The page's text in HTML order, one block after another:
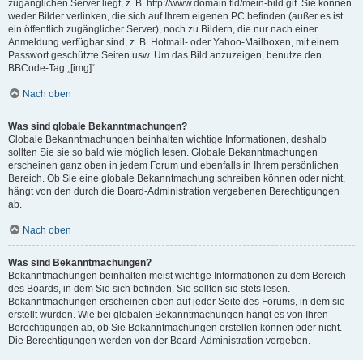
zugänglichen Server liegt, z. B. http://www.domain.tld/mein-bild.gif. Sie können
weder Bilder verlinken, die sich auf Ihrem eigenen PC befinden (außer es ist
ein öffentlich zugänglicher Server), noch zu Bildern, die nur nach einer
Anmeldung verfügbar sind, z. B. Hotmail- oder Yahoo-Mailboxen, mit einem
Passwort geschützte Seiten usw. Um das Bild anzuzeigen, benutze den
BBCode-Tag „[img]“.
Nach oben
Was sind globale Bekanntmachungen?
Globale Bekanntmachungen beinhalten wichtige Informationen, deshalb
sollten Sie sie so bald wie möglich lesen. Globale Bekanntmachungen
erscheinen ganz oben in jedem Forum und ebenfalls in Ihrem persönlichen
Bereich. Ob Sie eine globale Bekanntmachung schreiben können oder nicht,
hängt von den durch die Board-Administration vergebenen Berechtigungen
ab.
Nach oben
Was sind Bekanntmachungen?
Bekanntmachungen beinhalten meist wichtige Informationen zu dem Bereich
des Boards, in dem Sie sich befinden. Sie sollten sie stets lesen.
Bekanntmachungen erscheinen oben auf jeder Seite des Forums, in dem sie
erstellt wurden. Wie bei globalen Bekanntmachungen hängt es von Ihren
Berechtigungen ab, ob Sie Bekanntmachungen erstellen können oder nicht.
Die Berechtigungen werden von der Board-Administration vergeben.